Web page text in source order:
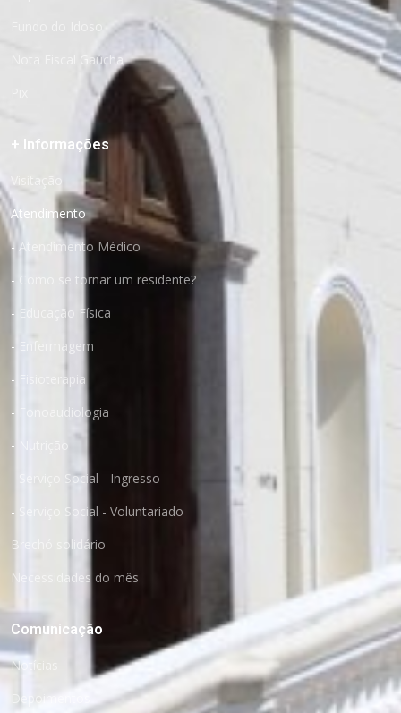
Nota Fiscal Gaúcha
+ Informações
Visitação
Atendimento
- Atendimento Médico
- Como se tornar um residente?
- Educação Física
-
Enfermagem
-
Fisioterapia
-
Fonoaudiologia
-
-
Serviço Social - Ingresso
-
Serviço Social - Voluntariado
Brechó solidário
Necessidades do mês
Comunicação
Notícias
Depoimentos